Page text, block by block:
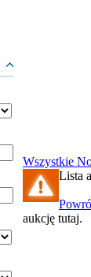
Wszystkie
Lista
aukcję tutaj.